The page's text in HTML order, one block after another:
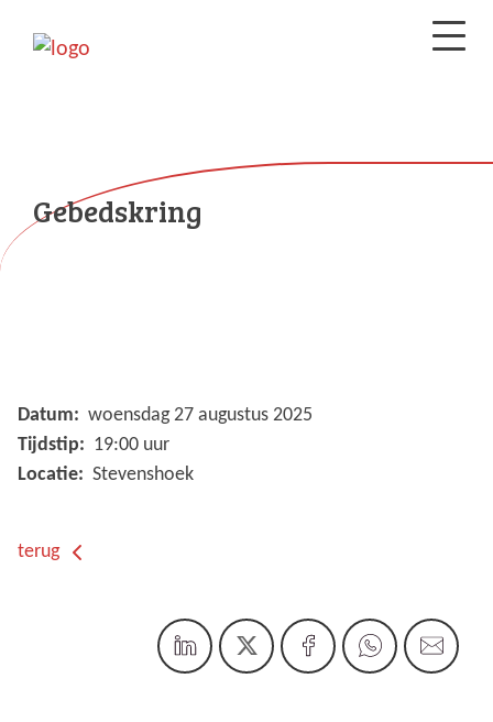
Gebedskring
Datum: woensdag 27 augustus 2025
Tijdstip: 19:00 uur
Locatie: Stevenshoek
terug